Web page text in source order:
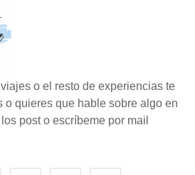
o el resto de experiencias te
o quieres que hable sobre algo en
post o escríbeme por mail